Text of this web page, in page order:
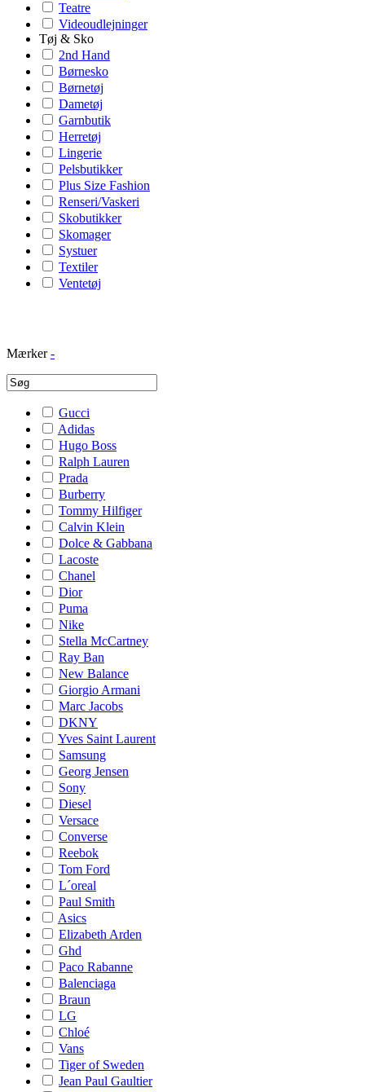
Teatre
Videoudlejninger
Tøj & Sko
2nd Hand
Børnesko
Børnetøj
Dametøj
Garnbutik
Herretøj
Lingerie
Pelsbutikker
Plus Size Fashion
Renseri/Vaskeri
Skobutikker
Skomager
Systuer
Textiler
Ventetøj
Mærker -
Gucci
Adidas
Hugo Boss
Ralph Lauren
Prada
Burberry
Tommy Hilfiger
Calvin Klein
Dolce & Gabbana
Lacoste
Chanel
Dior
Puma
Nike
Stella McCartney
Ray Ban
New Balance
Giorgio Armani
Marc Jacobs
DKNY
Yves Saint Laurent
Samsung
Georg Jensen
Sony
Diesel
Versace
Converse
Reebok
Tom Ford
L´oreal
Paul Smith
Asics
Elizabeth Arden
Ghd
Paco Rabanne
Balenciaga
Braun
LG
Chloé
Vans
Tiger of Sweden
Jean Paul Gaultier